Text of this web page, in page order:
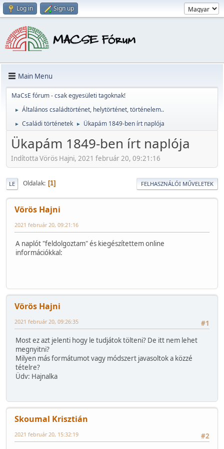
Log in Sign up
Main Menu
MaCsE fórum - csak egyesületi tagoknak!
► Általános családtörténet, helytörténet, történelem..
► Családi történetek ► Ükapám 1849-ben írt naplója
Ükapám 1849-ben írt naplója
Indította Vörös Hajni, 2021 február 20, 09:21:16
LE Oldalak 1 FELHASZNÁLÓI MŰVELETEK
Vörös Hajni
2021 február 20, 09:21:16
A naplót "feldolgoztam" és kiegészítettem online
információkkal:
Vörös Hajni
#1
2021 február 20, 09:26:35
Most ez azt jelenti hogy le tudjátok tölteni? De itt nem lehet
megnyitni?
Milyen más formátumot vagy módszert javasoltok a közzé
tételre?
Üdv: Hajnalka
Skoumal Krisztián
#2
2021 február 20, 15:32:19